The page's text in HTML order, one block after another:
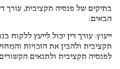
בתיקים של פנסיה תקציבית, עורך
הבאים:
ייעוץ: עורך דין יכול לייעץ ללקוח
תקציבית ולהבין את הזכויות
לפנסיה תקציבית ולתנאים